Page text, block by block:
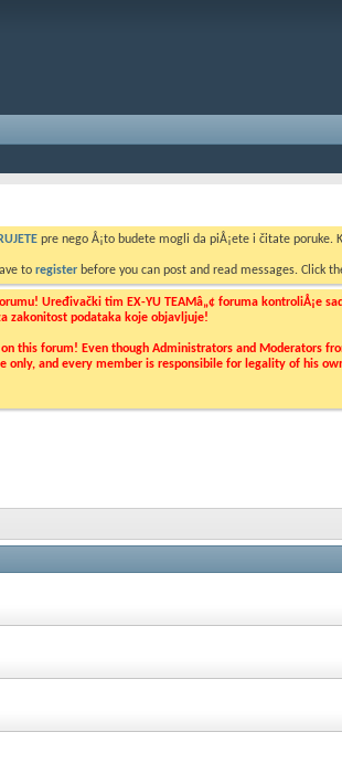
pre nego Å¡to budete mogli da piÅ¡ete i čitate
to register before you can post and read messages. Click
Uređivački tim EX-YU TEAMâ„¢ foruma kontroliÅ¡e
zakonitost podataka koje objavljuje!
this forum! Even though Administrators and Moderators
only, and every member is responsibile for legality of his